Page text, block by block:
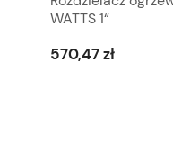
WATTS 1“
570,47 zł